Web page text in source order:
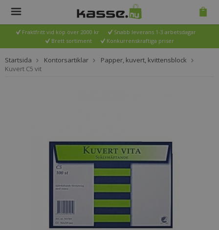
Fraktfritt vid köp över 2000 kr
Snabb leverans 1-3 arbetsdagar
Brett sortiment
Konkurrenskraftiga priser
Startsida Kontorsartiklar
Papper, kuvert, kvittensblock
Kuvert C5 vit